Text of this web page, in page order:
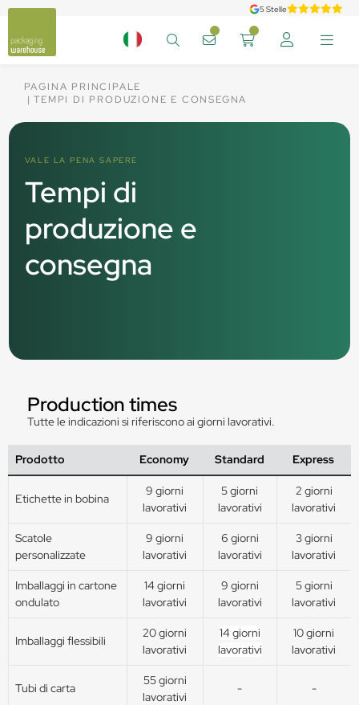
5 Stelle
PAGINA PRINCIPALE
TEMPI DI PRODUZIONE E CONSEGNA
VALE LA PENA SAPERE
Tempi di
produzione e
consegna
Production times
Tutte le indicazioni si riferiscono ai giorni lavorativi.
Prodotto Economy Standard Express
Etichette in bobina
9 giorni
lavorativi
5 giorni
lavorativi
2 giorni
lavorativi
Scatole
personalizzate
9 giorni
lavorativi
6 giorni
lavorativi
3 giorni
lavorativi
Imballaggi in cartone
ondulato
14 giorni
lavorativi
9 giorni
lavorativi
5 giorni
lavorativi
Imballaggi flessibili
20 giorni
lavorativi
14 giorni
lavorativi
10 giorni
lavorativi
Tubi di carta
55 giorni
lavorativi
- -